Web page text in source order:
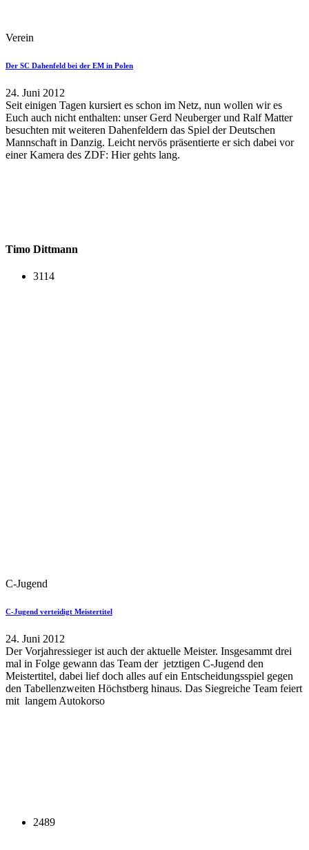
Verein
Der SC Dahenfeld bei der EM in Polen
24. Juni 2012
Seit einigen Tagen kursiert es schon im Netz, nun wollen wir es
Euch auch nicht enthalten: unser Gerd Neuberger und Ralf Matter
besuchten mit weiteren Dahenfeldern das Spiel der Deutschen
Mannschaft in Danzig. Leicht nervös präsentierte er sich dabei vor
einer Kamera des ZDF: Hier gehts lang.
Timo Dittmann
3114
C-Jugend
C-Jugend verteidigt Meistertitel
24. Juni 2012
Der Vorjahressieger ist auch der aktuelle Meister. Insgesammt drei
mal in Folge gewann das Team der jetztigen C-Jugend den
Meistertitel, dabei lief doch alles auf ein Entscheidungsspiel gegen
den Tabellenzweiten Höchstberg hinaus. Das Siegreiche Team feiert
mit langem Autokorso
2489